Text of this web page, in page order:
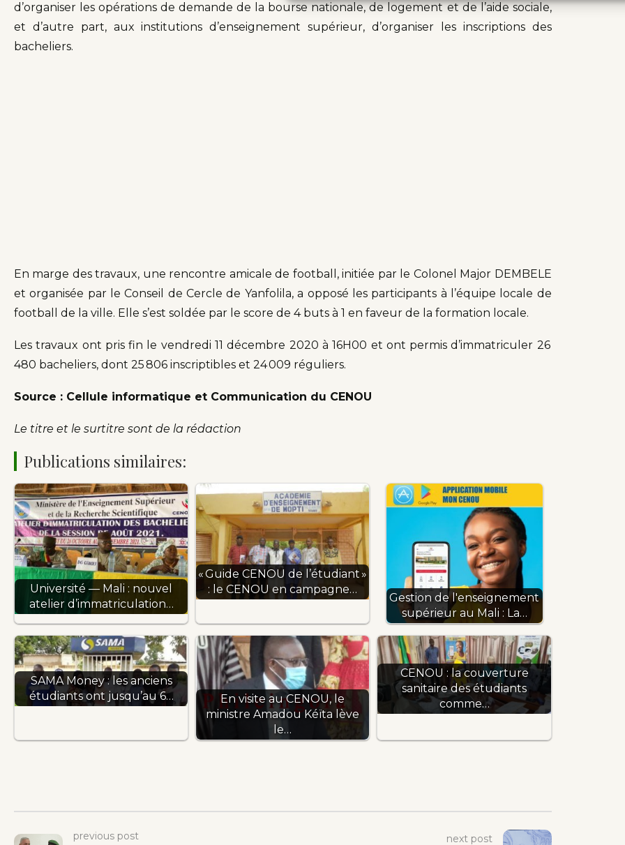
d’organiser les opérations de demande de la bourse nationale, de logement et de l’aide sociale,
et d’autre part, aux institutions d’enseignement supérieur, d’organiser les inscriptions des
bacheliers.
En marge des travaux, une rencontre amicale de football, initiée par le Colonel Major DEMBELE
et organisée par le Conseil de Cercle de Yanfolila, a opposé les participants à l’équipe locale de
football de la ville. Elle s’est soldée par le score de 4 buts à 1 en faveur de la formation locale.
Les travaux ont pris fin le vendredi 11 décembre 2020 à 16H00 et ont permis d’immatriculer 26
480 bacheliers, dont 25 806 inscriptibles et 24 009 réguliers.
Source : Cellule informatique et Communication du CENOU
Le titre et le surtitre sont de la rédaction
Publications similaires:
Université — Mali : nouvel
atelier d’immatriculation…
« Guide CENOU de l’étudiant »
: le CENOU en campagne…
Gestion de l'enseignement
supérieur au Mali : La…
SAMA Money : les anciens
étudiants ont jusqu’au 6…
En visite au CENOU, le
ministre Amadou Kéïta lève
le…
CENOU : la couverture
sanitaire des étudiants
comme…
previous post next post